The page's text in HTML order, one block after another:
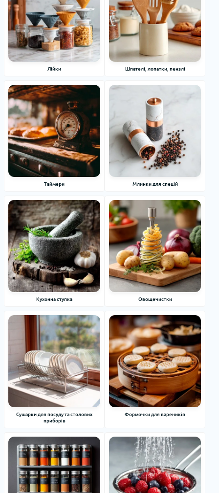
Лiйки Шпателі, лопатки, пензлі
Таймери Млинки для спецій
Кухонна ступка Овощечистки
Сушарки для посуду та столових
приборів
Формочки для вареників